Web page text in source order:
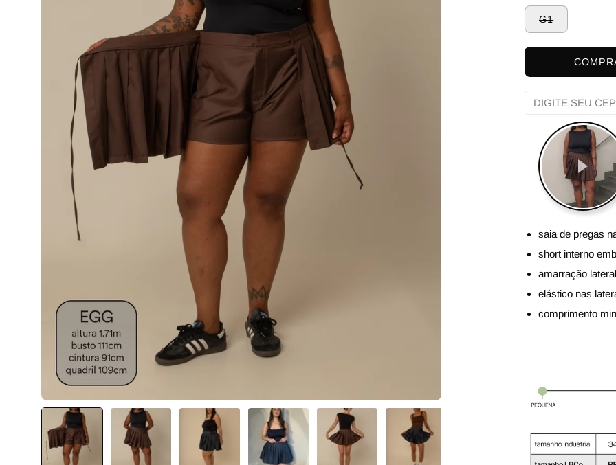
G1
saia de pregas
short interno
amarração lateral
elástico nas
comprimento